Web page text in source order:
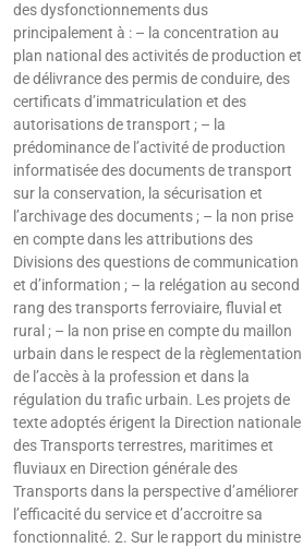
des dysfonctionnements dus
principalement à : – la concentration au
plan national des activités de production et
de délivrance des permis de conduire, des
certificats d’immatriculation et des
autorisations de transport ; – la
prédominance de l’activité de production
informatisée des documents de transport
sur la conservation, la sécurisation et
l’archivage des documents ; – la non prise
en compte dans les attributions des
Divisions des questions de communication
et d’information ; – la relégation au second
rang des transports ferroviaire, fluvial et
rural ; – la non prise en compte du maillon
urbain dans le respect de la règlementation
de l’accès à la profession et dans la
régulation du trafic urbain. Les projets de
texte adoptés érigent la Direction nationale
des Transports terrestres, maritimes et
fluviaux en Direction générale des
Transports dans la perspective d’améliorer
l’efficacité du service et d’accroitre sa
fonctionnalité. 2. Sur le rapport du ministre